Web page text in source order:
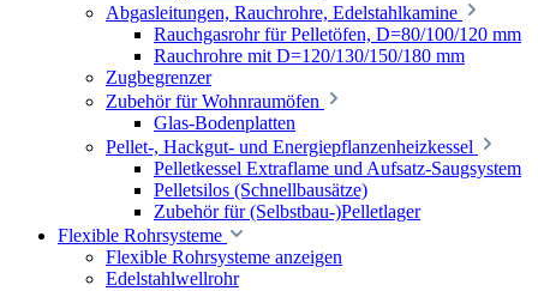
Abgasleitungen, Rauchrohre, Edelstahlkamine
Rauchgasrohr für Pelletöfen, D=80/100/120 mm
Rauchrohre mit D=120/130/150/180 mm
Zugbegrenzer
Zubehör für Wohnraumöfen
Glas-Bodenplatten
Pellet-, Hackgut- und Energiepflanzenheizkessel
Pelletkessel Extraflame und Aufsatz-Saugsystem
Pelletsilos (Schnellbausätze)
Zubehör für (Selbstbau-)Pelletlager
Flexible Rohrsysteme
Flexible Rohrsysteme anzeigen
Edelstahlwellrohr